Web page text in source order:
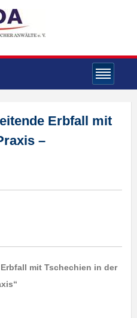
Erbfall mit
–
mit Tschechien in der